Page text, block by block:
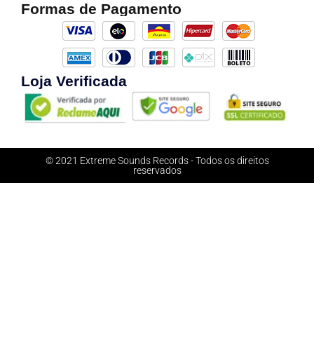
Formas de Pagamento
Loja Verificada
© 2021 Extreme Sounds Records - Todos os direitos
reservados